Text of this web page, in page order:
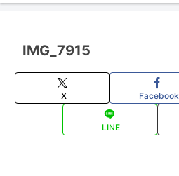
IMG_7915
X Facebook
LINE